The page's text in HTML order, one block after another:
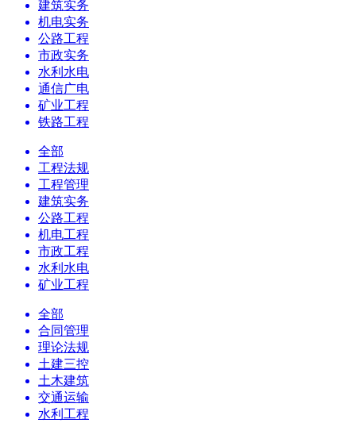
建筑实务
机电实务
公路工程
市政实务
水利水电
通信广电
矿业工程
铁路工程
全部
工程法规
工程管理
建筑实务
公路工程
机电工程
市政工程
水利水电
矿业工程
全部
合同管理
理论法规
土建三控
土木建筑
交通运输
水利工程